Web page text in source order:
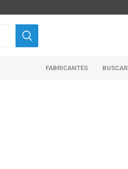
FABRICANTES BUSCAR